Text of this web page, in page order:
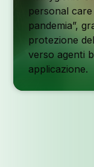
personal
pandemia”,
protezione
verso agenti
applicazione.